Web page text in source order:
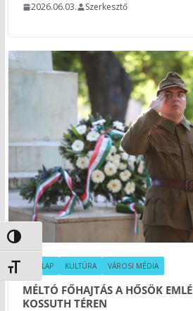
Nagy kontraszt váltása
Betűméret váltása
2026.06.03. Szerkesztő
CÍMLAP KULTÚRA VÁROSI MÉDIA
MÉLTÓ FŐHAJTÁS A HŐSÖK
KOSSUTH TÉREN